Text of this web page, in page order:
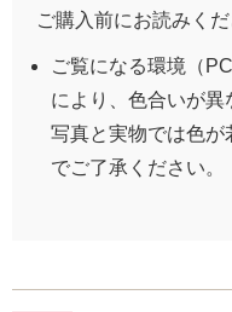
ご購入前にお読みく
ご覧になる環境（
により、色合いが異
写真と実物では色が
でご了承ください。